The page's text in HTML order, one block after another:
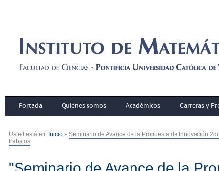
Portada Quiénes somos Académicos Carreras y
Usted está en: Inicio » Seminario de Avance de la Propuesta de Innovación
trabajos